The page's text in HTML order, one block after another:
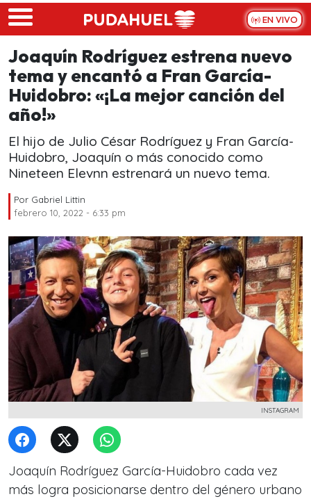
Skip to main content
EN VIVO
Joaquín Rodríguez estrena nuevo
tema y encantó a Fran García-
Huidobro: «¡La mejor canción del
año!»
El hijo de Julio César Rodríguez y Fran García-
Huidobro, Joaquín o más conocido como
Nineteen Elevnn estrenará un nuevo tema.
Por Gabriel Littin
febrero 10, 2022 - 6:33 pm
INSTAGRAM
Joaquín Rodríguez García-Huidobro cada vez
más logra posicionarse dentro del género urbano